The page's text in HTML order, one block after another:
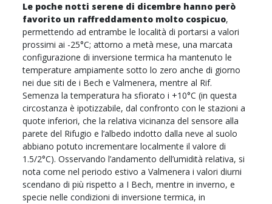
Le poche notti serene di dicembre hanno però
favorito un raffreddamento molto cospicuo,
permettendo ad entrambe le località di portarsi a valori
prossimi ai -25°C; attorno a metà mese, una marcata
configurazione di inversione termica ha mantenuto le
temperature ampiamente sotto lo zero anche di giorno
nei due siti de i Bech e Valmenera, mentre al Rif.
Semenza la temperatura ha sfiorato i +10°C (in questa
circostanza è ipotizzabile, dal confronto con le stazioni a
quote inferiori, che la relativa vicinanza del sensore alla
parete del Rifugio e l’albedo indotto dalla neve al suolo
abbiano potuto incrementare localmente il valore di
1.5/2°C). Osservando l’andamento dell’umidità relativa, si
nota come nel periodo estivo a Valmenera i valori diurni
scendano di più rispetto a I Bech, mentre in inverno, e
specie nelle condizioni di inversione termica, in